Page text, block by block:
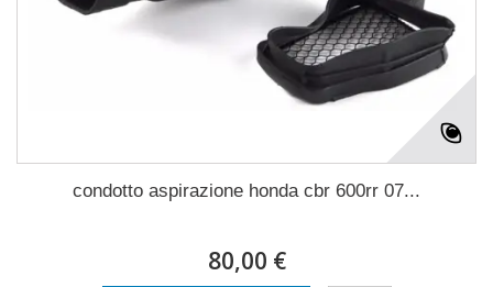
condotto aspirazione honda cbr 600rr 07...
80,00 €